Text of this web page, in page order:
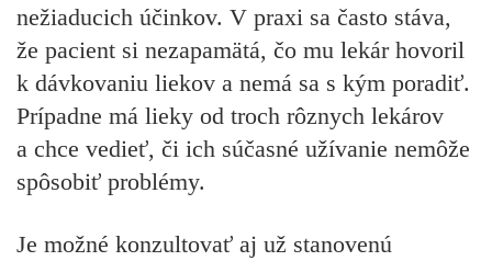
nežiaducich účinkov. V praxi sa často stáva,
že pacient si nezapamätá, čo mu lekár hovoril
k dávkovaniu liekov a nemá sa s kým poradiť.
Prípadne má lieky od troch rôznych lekárov
a chce vedieť, či ich súčasné užívanie nemôže
spôsobiť problémy.
Je možné konzultovať aj už stanovenú